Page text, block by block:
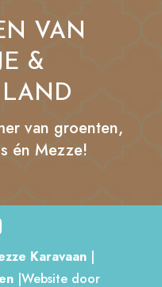
VAN
&
van groenten,
én Mezze!
Karavaan |
|Website door